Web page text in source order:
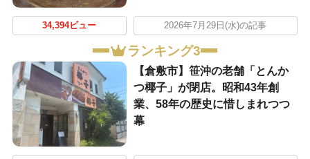
34,394ビュー 2026年7月29日(水)の記事
ランキング3
【倉敷市】笹沖の老舗「とんか
つ椰子」が閉店。昭和43年創
業、58年の歴史に惜しまれつつ
幕